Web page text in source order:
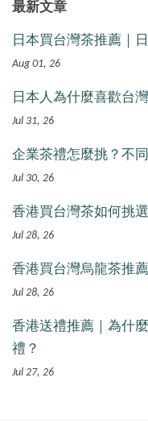
最新文章
日本買台灣茶推薦｜
Aug 01, 26
日本人為什麼喜歡台
Jul 31, 26
企業茶禮怎麼挑？不
Jul 30, 26
香港買台灣茶如何挑
Jul 28, 26
香港買台灣烏龍茶推
Jul 28, 26
香港送禮推薦｜為什
禮？
Jul 27, 26